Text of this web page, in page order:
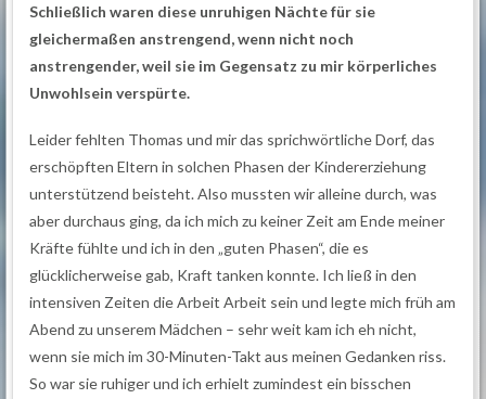
Schließlich waren diese unruhigen Nächte für sie
gleichermaßen anstrengend, wenn nicht noch
anstrengender, weil sie im Gegensatz zu mir körperliches
Unwohlsein verspürte.
Leider fehlten Thomas und mir das sprichwörtliche Dorf, das
erschöpften Eltern in solchen Phasen der Kindererziehung
unterstützend beisteht. Also mussten wir alleine durch, was
aber durchaus ging, da ich mich zu keiner Zeit am Ende meiner
Kräfte fühlte und ich in den „guten Phasen“, die es
glücklicherweise gab, Kraft tanken konnte. Ich ließ in den
intensiven Zeiten die Arbeit Arbeit sein und legte mich früh am
Abend zu unserem Mädchen – sehr weit kam ich eh nicht,
wenn sie mich im 30-Minuten-Takt aus meinen Gedanken riss.
So war sie ruhiger und ich erhielt zumindest ein bisschen